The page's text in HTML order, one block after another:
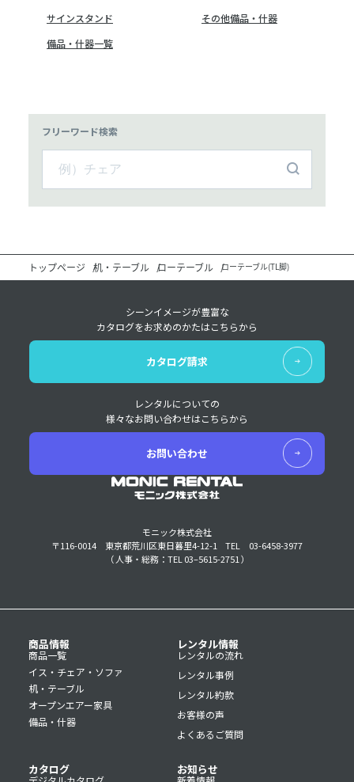
サインスタンド
その他備品・什器
備品・什器一覧
フリーワード検索
トップページ 机・テーブル ローテーブル ローテーブル(TL脚)
モニック株式会社
〒116-0014 東京都荒川区東日暮里4-12-1
TEL 03-6458-3977
（ 人事・総務：TEL 03–5615-2751 ）
シーンイメージが豊富な
カタログをお求めのかたはこちらから
カタログ請求
レンタルについての
様々なお問い合わせはこちらから
お問い合わせ
商品情報
商品一覧
イス・チェア・ソファ
机・テーブル
オープンエアー家具
備品・什器
レンタル情報
レンタルの流れ
レンタル事例
レンタル約款
お客様の声
よくあるご質問
カタログ お知らせ